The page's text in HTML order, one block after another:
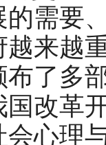
需要
来越
了多
改革
心理